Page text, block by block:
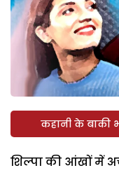
कहानी के बाकी
शिल्पा की आंखों में